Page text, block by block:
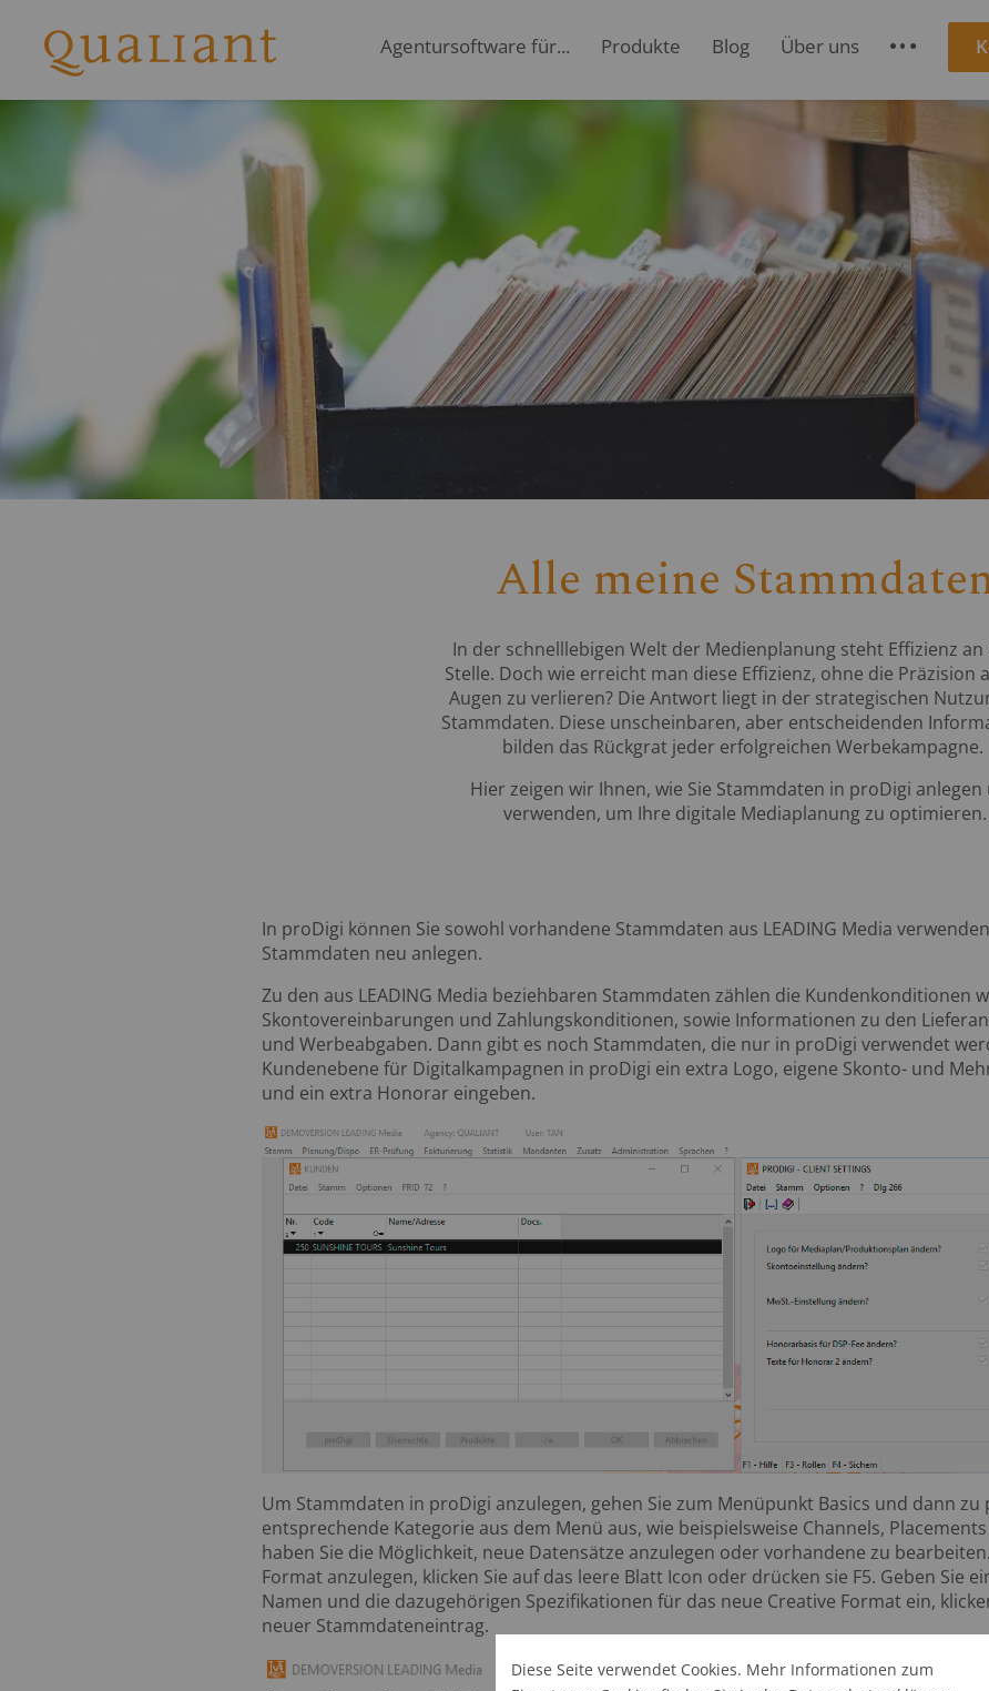
Agentursoftware für... Produkte Blog Über uns S
Alle meine
In der schnelllebigen Welt der Medienplanung steht Effizienz
Stelle. Doch wie erreicht man diese Effizienz, ohne die Präzision
Augen zu verlieren? Die Antwort liegt in der strategischen
Stammdaten. Diese unscheinbaren, aber entscheidenden
bilden das Rückgrat jeder erfolgreichen Werbekampagne.
Hier zeigen wir Ihnen, wie Sie Stammdaten in proDigi anlegen
verwenden, um Ihre digitale Mediaplanung zu optimieren.
In proDigi können Sie sowohl vorhandene Stammdaten aus LEADING Media
Stammdaten neu anlegen.
Zu den aus LEADING Media beziehbaren Stammdaten zählen die Kundenkonditionen
Skontovereinbarungen und Zahlungskonditionen, sowie Informationen zu den
und Werbeabgaben. Dann gibt es noch Stammdaten, die nur in proDigi verwendet
Kundenebene für Digitalkampagnen in proDigi ein extra Logo, eigene Skonto- und
und ein extra Honorar eingeben.
Um Stammdaten in proDigi anzulegen, gehen Sie zum Menüpunkt Basics und dann zu
entsprechende Kategorie aus dem Menü aus, wie beispielsweise Channels,
haben Sie die Möglichkeit, neue Datensätze anzulegen oder vorhandene zu
Format anzulegen, klicken Sie auf das leere Blatt Icon oder drücken sie F5. Geben Sie
Namen und die dazugehörigen Spezifikationen für das neue Creative Format ein,
neuer Stammdateneintrag.
Diese Seite verwendet Cookies. Mehr Informationen zum